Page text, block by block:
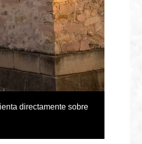
directamente sobre